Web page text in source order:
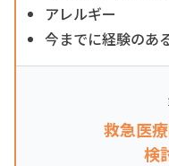
アレルギー
今までに経験のあ
救急医
検